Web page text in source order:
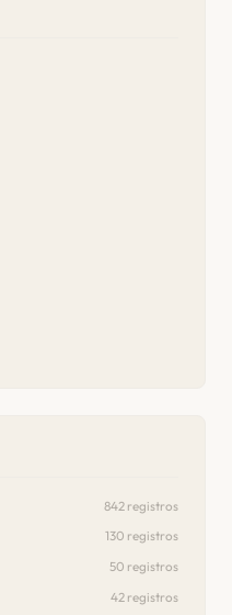
842 registros
130 registros
50 registros
42 registros